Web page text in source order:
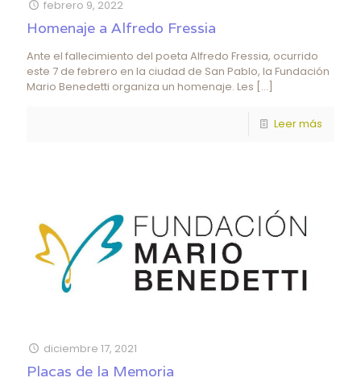
febrero 9, 2022
Homenaje a Alfredo Fressia
Ante el fallecimiento del poeta Alfredo Fressia, ocurrido
este 7 de febrero en la ciudad de San Pablo, la Fundación
Mario Benedetti organiza un homenaje. Les […]
Leer más
diciembre 17, 2021
Placas de la Memoria